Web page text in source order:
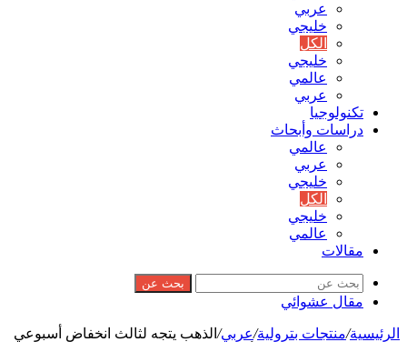
عربي
خليجي
الكل
خليجي
عالمي
عربي
تكنولوجيا
دراسات وأبحاث
عالمي
عربي
خليجي
الكل
خليجي
عالمي
مقالات
بحث عن
مقال عشوائي
الرئيسية/منتجات بترولية/عربي/ الذهب يتجه لثالث انخفاض أسبوعي